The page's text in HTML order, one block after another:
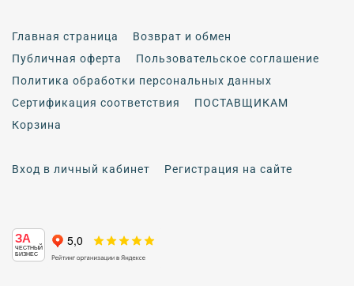
Главная страница
Возврат и обмен
Публичная оферта
Пользовательское соглашение
Политика обработки персональных данных
Сертификация соответствия
ПОСТАВЩИКАМ
Корзина
Вход в личный кабинет Регистрация на сайте
ЗА
ЧЕСТНЫЙ
БИЗНЕС